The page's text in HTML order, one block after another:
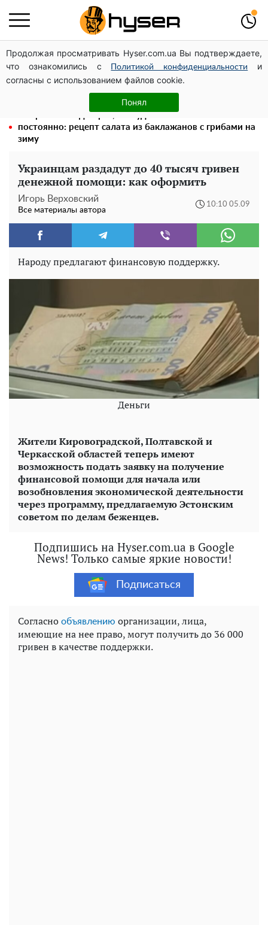
Продолжая просматривать Hyser.com.ua Вы подтверждаете,
что ознакомились с
Политикой конфиденциальности
и
согласны с использованием файлов cookie.
Понял
Знаки судьбы включены: эти 4 знака Зодиака получат
послание, которое перевернет их жизнь
Как участник боевых действий может оформить
льготу на оплату коммунальных услуг: инструкция
постоянно: рецепт салата из баклажанов с грибами на
зиму
Украинцам раздадут до 40 тысяч гривен
денежной помощи: как оформить
Игорь Верховский
Все материалы автора
10:10 05.09
Народу предлагают финансовую поддержку.
Деньги
Жители Кировоградской, Полтавской и
Черкасской областей теперь имеют
возможность подать заявку на получение
финансовой помощи для начала или
возобновления экономической деятельности
через программу, предлагаемую Эстонским
советом по делам беженцев.
Подпишись на Hyser.com.ua в Google
News! Только самые яркие новости!
Подписаться
Согласно объявлению организации, лица,
имеющие на нее право, могут получить до 36 000
гривен в качестве поддержки.